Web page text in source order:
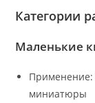
Категории
Маленькие
Применение:
миниатюры